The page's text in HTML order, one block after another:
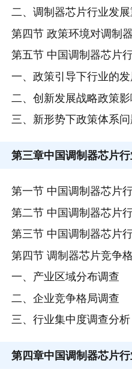
二、调制器芯片行业发
第四节 政策环境对调制
第五节 中国调制器芯片
一、政策引导下行业的发
二、创新发展战略政策
三、新形势下政策体系问
第三章中国调制器芯片
第一节 中国调制器芯片
第二节 中国调制器芯片
第三节 中国调制器芯片
第四节 调制器芯片竞争
一、产业区域分布调查
二、企业竞争格局调查
三、行业集中度调查分析
第四章中国调制器芯片